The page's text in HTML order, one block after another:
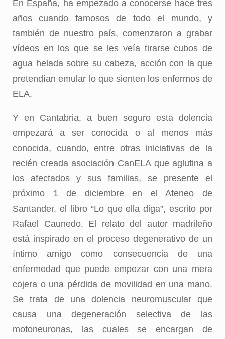
En España, ha empezado a conocerse hace tres
años cuando famosos de todo el mundo, y
también de nuestro país, comenzaron a grabar
vídeos en los que se les veía tirarse cubos de
agua helada sobre su cabeza, acción con la que
pretendían emular lo que sienten los enfermos de
ELA.
Y en Cantabria, a buen seguro esta dolencia
empezará a ser conocida o al menos más
conocida, cuando, entre otras iniciativas de la
recién creada asociación CanELA que aglutina a
los afectados y sus familias, se presente el
próximo 1 de diciembre en el Ateneo de
Santander, el libro “Lo que ella diga”, escrito por
Rafael Caunedo. El relato del autor madrileño
está inspirado en el proceso degenerativo de un
íntimo amigo como consecuencia de una
enfermedad que puede empezar con una mera
cojera o una pérdida de movilidad en una mano.
Se trata de una dolencia neuromuscular que
causa una degeneración selectiva de las
motoneuronas, las cuales se encargan de